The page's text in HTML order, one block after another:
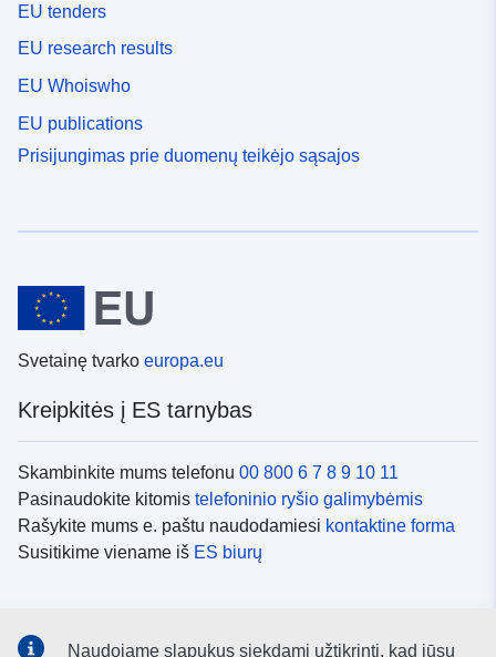
EU tenders
EU research results
EU Whoiswho
EU publications
Prisijungimas prie duomenų teikėjo sąsajos
Svetainę tvarko europa.eu
Kreipkitės į ES tarnybas
Skambinkite mums telefonu 00 800 6 7 8 9 10 11
Pasinaudokite kitomis telefoninio ryšio galimybėmis
Rašykite mums e. paštu naudodamiesi kontaktine forma
Susitikime viename iš ES biurų
Naudojame slapukus siekdami užtikrinti, kad jūsų